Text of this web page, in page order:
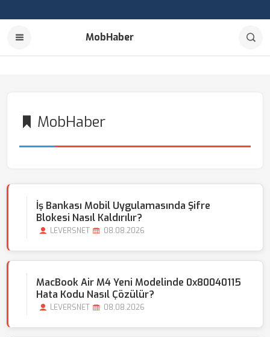
MobHaber
MobHaber
İş Bankası Mobil Uygulamasında Şifre
Blokesi Nasıl Kaldırılır?
LEVERSNET 08.08.2026
MacBook Air M4 Yeni Modelinde 0x80040115
Hata Kodu Nasıl Çözülür?
LEVERSNET 08.08.2026